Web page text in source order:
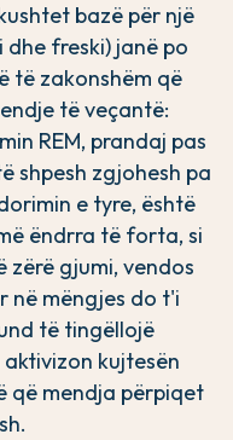
bazë për një
dhe freski) janë po
të zakonshëm që
të veçantë:
REM, prandaj pas
shpesh zgjohesh pa
e tyre, është
ëndrra të forta, si
zërë gjumi, vendos
në mëngjes do t'i
të tingëllojë
kujtesën
që mendja përpiqet